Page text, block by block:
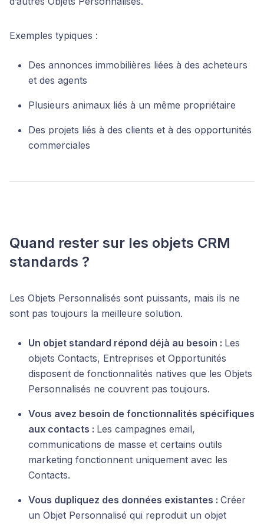
Exemples typiques :
Des annonces immobilières liées à des acheteurs
et des agents
Plusieurs animaux liés à un même propriétaire
Des projets liés à des clients et à des opportunités
commerciales
Quand rester sur les objets CRM
standards ?
Les Objets Personnalisés sont puissants, mais ils ne
sont pas toujours la meilleure solution.
Un objet standard répond déjà au besoin : Les
objets Contacts, Entreprises et Opportunités
disposent de fonctionnalités natives que les Objets
Personnalisés ne couvrent pas toujours.
Vous avez besoin de fonctionnalités spécifiques
aux contacts : Les campagnes email,
communications de masse et certains outils
marketing fonctionnent uniquement avec les
Contacts.
Vous dupliquez des données existantes : Créer
un Objet Personnalisé qui reproduit un objet